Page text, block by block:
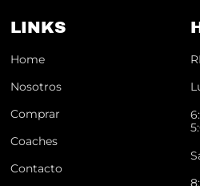
LINKS
Home
Nosotros
Comprar
Coaches
Contacto